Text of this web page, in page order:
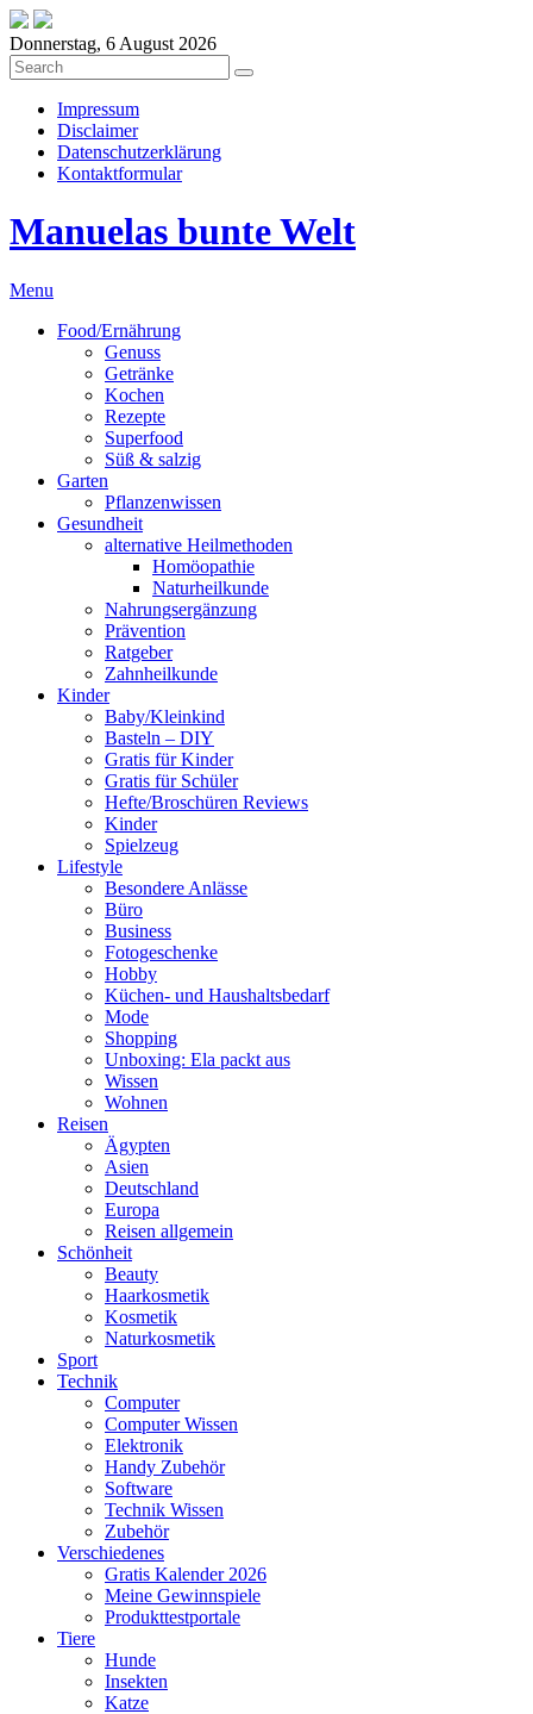
Donnerstag, 6 August 2026
Impressum
Disclaimer
Datenschutzerklärung
Kontaktformular
Manuelas bunte Welt
Menu
Food/Ernährung
Genuss
Getränke
Kochen
Rezepte
Superfood
Süß & salzig
Garten
Pflanzenwissen
Gesundheit
alternative Heilmethoden
Homöopathie
Naturheilkunde
Nahrungsergänzung
Prävention
Ratgeber
Zahnheilkunde
Kinder
Baby/Kleinkind
Basteln – DIY
Gratis für Kinder
Gratis für Schüler
Hefte/Broschüren Reviews
Kinder
Spielzeug
Lifestyle
Besondere Anlässe
Büro
Business
Fotogeschenke
Hobby
Küchen- und Haushaltsbedarf
Mode
Shopping
Unboxing: Ela packt aus
Wissen
Wohnen
Reisen
Ägypten
Asien
Deutschland
Europa
Reisen allgemein
Schönheit
Beauty
Haarkosmetik
Kosmetik
Naturkosmetik
Sport
Technik
Computer
Computer Wissen
Elektronik
Handy Zubehör
Software
Technik Wissen
Zubehör
Verschiedenes
Gratis Kalender 2026
Meine Gewinnspiele
Produkttestportale
Tiere
Hunde
Insekten
Katze